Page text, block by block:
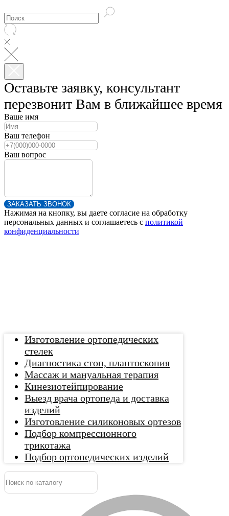
Оставьте заявку, консультант
перезвонит Вам в ближайшее время
Ваше имя
Ваш телефон
Ваш вопрос
ЗАКАЗАТЬ ЗВОНОК
Нажимая на кнопку, вы даете согласие на обработку
персональных данных и соглашаетесь c политикой
конфиденциальности
Изготовление ортопедических
стелек
Диагностика стоп, плантоскопия
Массаж и мануальная терапия
Кинезиотейпирование
Выезд врача ортопеда и доставка
изделий
Изготовление силиконовых ортезов
Подбор компрессионного
трикотажа
Подбор ортопедических изделий